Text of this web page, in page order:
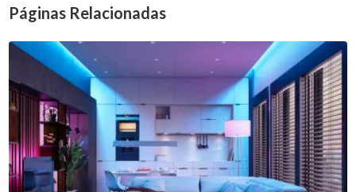
Páginas Relacionadas